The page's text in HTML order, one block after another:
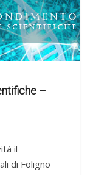
–
il
di Foligno